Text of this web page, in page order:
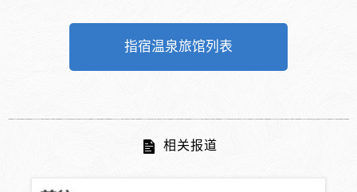
指宿温泉旅馆列表
相关报道